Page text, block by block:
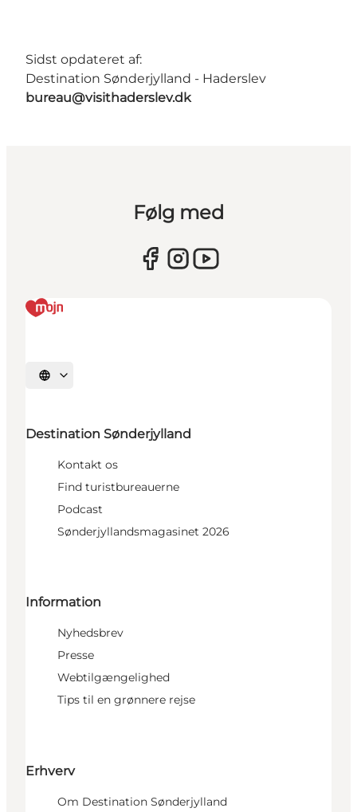
Sidst opdateret af:
Destination Sønderjylland - Haderslev
bureau@visithaderslev.dk
Følg med
Vælg sprog
Destination Sønderjylland
Kontakt os
Find turistbureauerne
Podcast
Sønderjyllandsmagasinet 2026
Information
Nyhedsbrev
Presse
Webtilgængelighed
Tips til en grønnere rejse
Erhverv
Om Destination Sønderjylland